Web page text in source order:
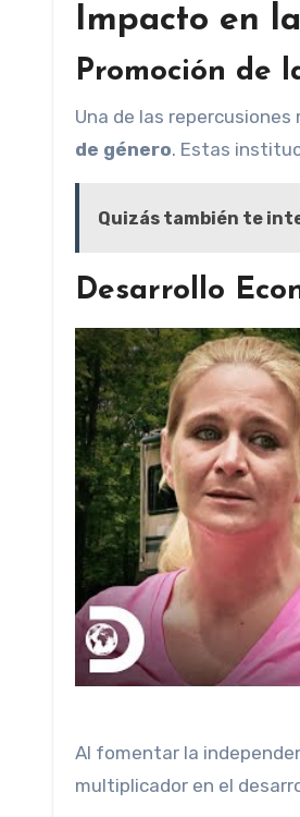
Impacto en
Promoción de
Una de las
de género. Estas
Quizás también te
Desarrollo
Al fomentar la
multiplicador en el